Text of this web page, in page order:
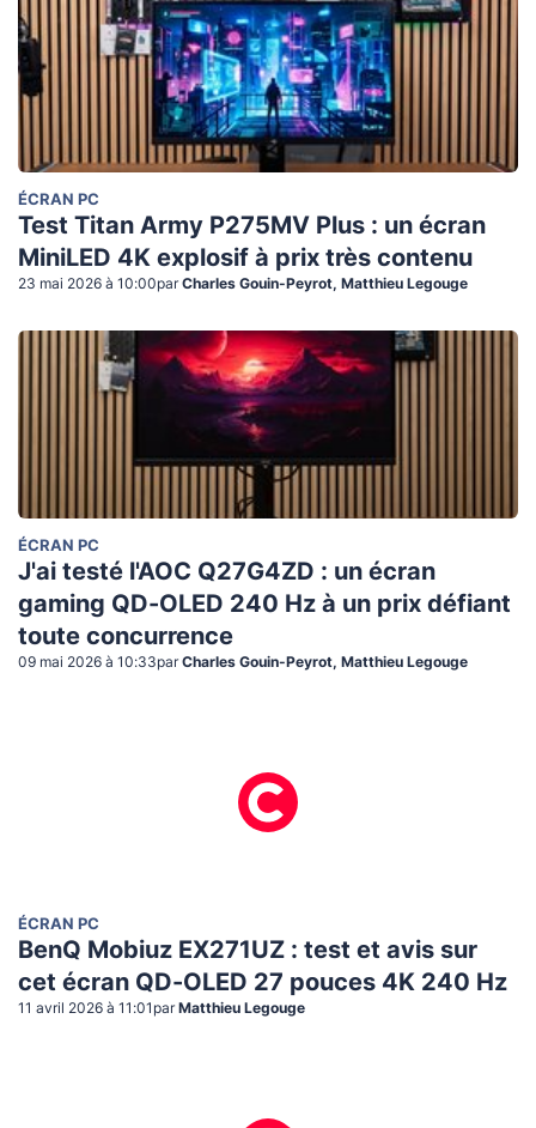
ÉCRAN PC
Test Titan Army P275MV Plus : un écran
MiniLED 4K explosif à prix très contenu
23 mai 2026 à 10:00par Charles Gouin-Peyrot, Matthieu Legouge
ÉCRAN PC
J'ai testé l'AOC Q27G4ZD : un écran
gaming QD-OLED 240 Hz à un prix défiant
toute concurrence
09 mai 2026 à 10:33par Charles Gouin-Peyrot, Matthieu Legouge
ÉCRAN PC
BenQ Mobiuz EX271UZ : test et avis sur
cet écran QD-OLED 27 pouces 4K 240 Hz
11 avril 2026 à 11:01 par Matthieu Legouge